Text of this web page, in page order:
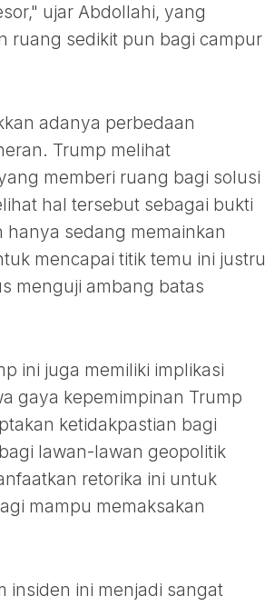
ujar Abdollahi, yang
ruang sedikit pun bagi campur
adanya perbedaan
Trump melihat
memberi ruang bagi solusi
hal tersebut sebagai bukti
hanya sedang memainkan
mencapai titik temu ini justru
menguji ambang batas
ini juga memiliki implikasi
gaya kepemimpinan Trump
ketidakpastian bagi
lawan-lawan geopolitik
retorika ini untuk
mampu memaksakan
insiden ini menjadi sangat